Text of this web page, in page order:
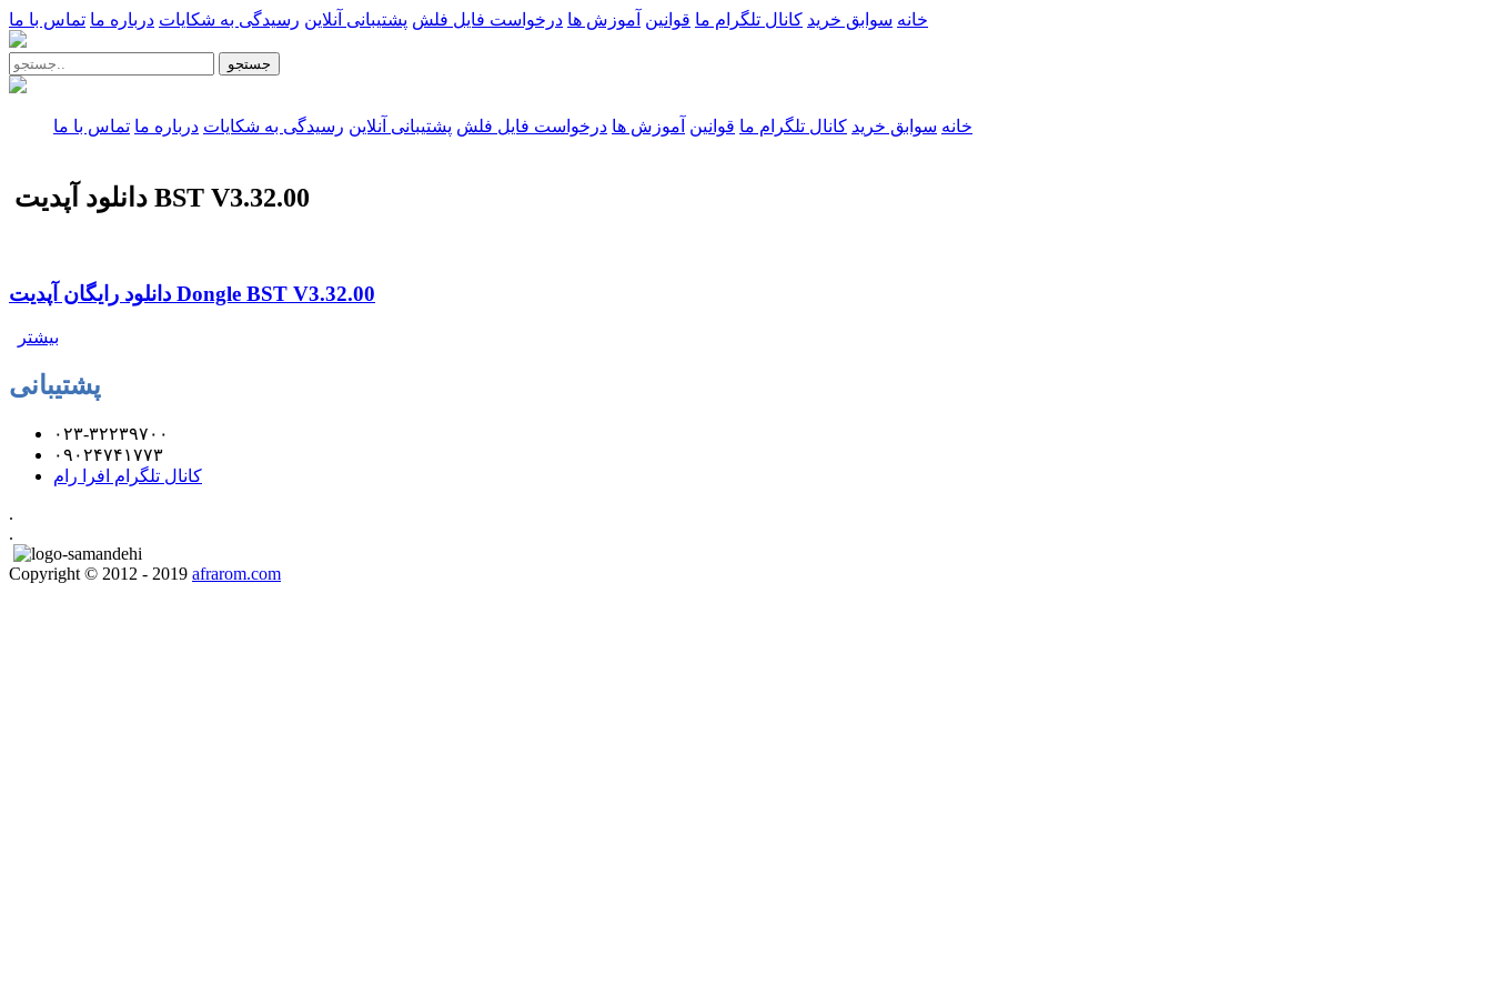
خانه سوابق خرید کانال تلگرام ما قوانین آموزش ها درخواست فایل فلش پشتیبانی آنلاین رسیدگی به شکایات درباره ما تماس با ما
جستجو
خانه سوابق خرید کانال تلگرام ما قوانین آموزش ها درخواست فایل فلش پشتیبانی آنلاین رسیدگی به شکایات درباره ما تماس با ما
دانلود آپدیت BST V3.32.00
دانلود رایگان آپدیت Dongle BST V3.32.00
بیشتر
پشتیبانی
۰۲۳-۳۲۲۳۹۷۰۰
۰۹۰۲۴۷۴۱۷۷۳
کانال تلگرام افرا رام
.
.
Copyright © 2012 - 2019 afrarom.com